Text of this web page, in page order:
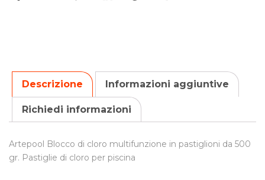
Descrizione Informazioni aggiuntive
Richiedi informazioni
Artepool Blocco di cloro multifunzione in pastiglioni da 500
gr. Pastiglie di cloro per piscina